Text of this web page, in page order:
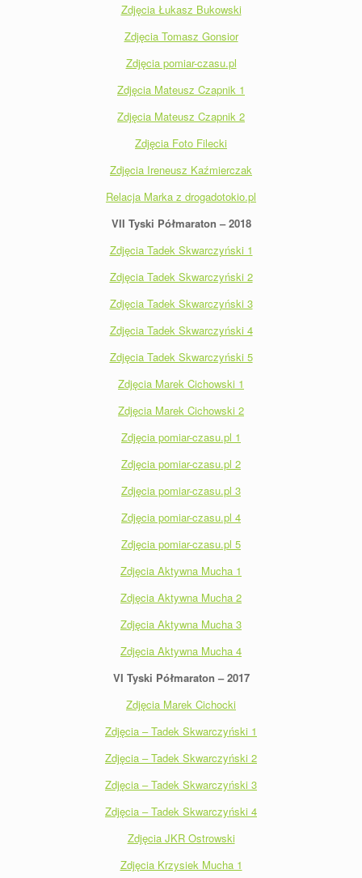
Zdjęcia Łukasz Bukowski
Zdjęcia Tomasz Gonsior
Zdjęcia pomiar-czasu.pl
Zdjęcia Mateusz Czapnik 1
Zdjęcia Mateusz Czapnik 2
Zdjęcia Foto Filecki
Zdjęcia Ireneusz Kaźmierczak
Relacja Marka z drogadotokio.pl
VII Tyski Półmaraton – 2018
Zdjęcia Tadek Skwarczyński 1
Zdjęcia Tadek Skwarczyński 2
Zdjęcia Tadek Skwarczyński 3
Zdjęcia Tadek Skwarczyński 4
Zdjęcia Tadek Skwarczyński 5
Zdjęcia Marek Cichowski 1
Zdjęcia Marek Cichowski 2
Zdjęcia pomiar-czasu.pl 1
Zdjęcia pomiar-czasu.pl 2
Zdjęcia pomiar-czasu.pl 3
Zdjęcia pomiar-czasu.pl 4
Zdjęcia pomiar-czasu.pl 5
Zdjęcia Aktywna Mucha 1
Zdjęcia Aktywna Mucha 2
Zdjęcia Aktywna Mucha 3
Zdjęcia Aktywna Mucha 4
VI Tyski Półmaraton – 2017
Zdjęcia Marek Cichocki
Zdjęcia – Tadek Skwarczyński 1
Zdjęcia – Tadek Skwarczyński 2
Zdjęcia – Tadek Skwarczyński 3
Zdjęcia – Tadek Skwarczyński 4
Zdjęcia JKR Ostrowski
Zdjęcia Krzysiek Mucha 1